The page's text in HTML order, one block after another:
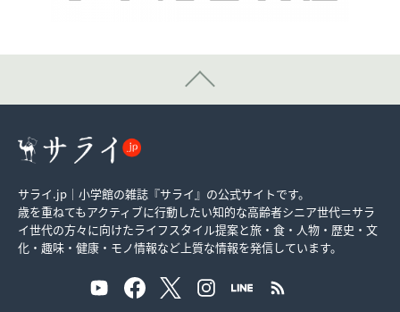
サライ.jp｜小学館の雑誌『サライ』の公式サイトです。
歳を重ねてもアクティブに行動したい知的な高齢者シニア世代＝サラ
イ世代の方々に向けたライフスタイル提案と旅・食・人物・歴史・文
化・趣味・健康・モノ情報など上質な情報を発信しています。